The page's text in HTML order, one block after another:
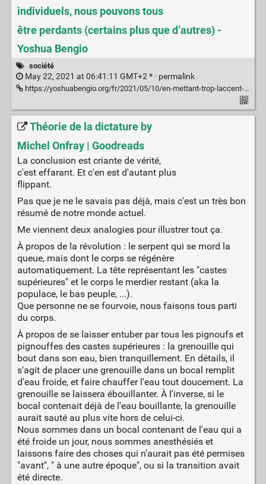
individuels, nous pouvons tous
être perdants (certains plus que d’autres) -
Yoshua Bengio
société
May 22, 2021 at 06:41:11 GMT+2 * · permalink
https://yoshuabengio.org/fr/2021/05/10/en-mettant-trop-laccent-sur-la-maximisation-des-interets-individuels-nous-pouvons-tous-etre-perdants-certains-plus-que-dautres/
Théorie de la dictature by
Michel Onfray | Goodreads
La conclusion est criante de vérité,
c'est effarant. Et c'en est d'autant plus
flippant.
Pas que je ne le savais pas déjà, mais c'est un très bon
résumé de notre monde actuel.
Me viennent deux analogies pour illustrer tout ça.
À propos de la révolution : le serpent qui se mord la
queue, mais dont le corps se régénère
automatiquement. La tête représentant les "castes
supérieures" et le corps le merdier restant (aka la
populace, le bas peuple, ...).
Que personne ne se fourvoie, nous faisons tous parti
du corps.
À propos de se laisser entuber par tous les pignoufs et
pignouffes des castes supérieures : la grenouille qui
bout dans son eau, bien tranquillement. En détails, il
s'agit de placer une grenouille dans un bocal remplit
d'eau froide, et faire chauffer l'eau tout doucement. La
grenouille se laissera ébouillanter. À l'inverse, si le
bocal contenait déjà de l'eau bouillante, la grenouille
aurait sauté au plus vite hors de celui-ci.
Nous sommes dans un bocal contenant de l'eau qui a
été froide un jour, nous sommes anesthésiés et
laissons faire des choses qui n'aurait pas été permises
"avant", " à une autre époque", ou si la transition avait
été directe.